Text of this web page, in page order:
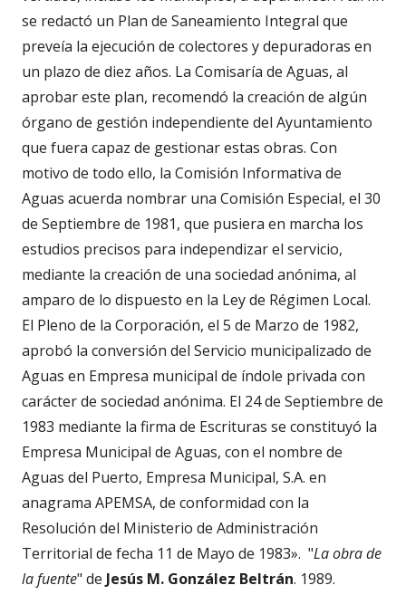
se redactó un Plan de Saneamiento Integral que
preveía la ejecución de colectores y depuradoras en
un plazo de diez años. La Comisaría de Aguas, al
aprobar este plan, recomendó la creación de algún
órgano de gestión independiente del Ayuntamiento
que fuera capaz de gestionar estas obras. Con
motivo de todo ello, la Comisión Informativa de
Aguas acuerda nombrar una Comisión Especial, el 30
de Septiembre de 1981, que pusiera en marcha los
estudios precisos para independizar el servicio,
mediante la creación de una sociedad anónima, al
amparo de lo dispuesto en la Ley de Régimen Local.
El Pleno de la Corporación, el 5 de Marzo de 1982,
aprobó la conversión del Servicio municipalizado de
Aguas en Empresa municipal de índole privada con
carácter de sociedad anónima. El 24 de Septiembre de
1983 mediante la firma de Escrituras se constituyó la
Empresa Municipal de Aguas, con el nombre de
Aguas del Puerto, Empresa Municipal, S.A. en
anagrama APEMSA, de conformidad con la
Resolución del Ministerio de Administración
Territorial de fecha 11 de Mayo de 1983». "La obra de
la fuente" de Jesús M. González Beltrán. 1989.